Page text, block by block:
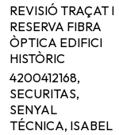
REVISIÓ TRAÇAT I
RESERVA FIBRA
ÒPTICA EDIFICI
HISTÒRIC
4200412168,
SECURITAS,
SENYAL
TÉCNICA, ISABEL